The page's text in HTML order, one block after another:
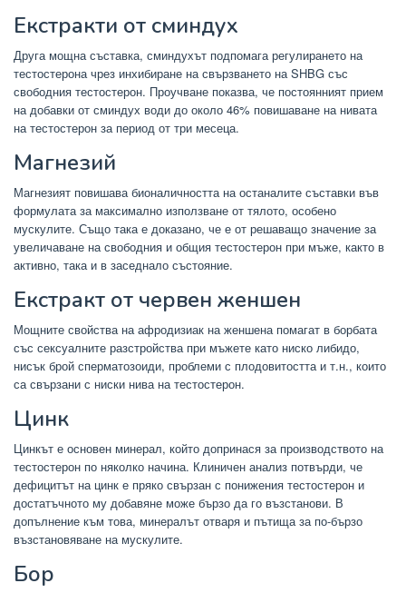
Екстракти от сминдух
Друга мощна съставка, сминдухът подпомага регулирането на
тестостерона чрез инхибиране на свързването на SHBG със
свободния тестостерон. Проучване показва, че постоянният прием
на добавки от сминдух води до около 46% повишаване на нивата
на тестостерон за период от три месеца.
Магнезий
Магнезият повишава бионаличността на останалите съставки във
формулата за максимално използване от тялото, особено
мускулите. Също така е доказано, че е от решаващо значение за
увеличаване на свободния и общия тестостерон при мъже, както в
активно, така и в заседнало състояние.
Екстракт от червен женшен
Мощните свойства на афродизиак на женшена помагат в борбата
със сексуалните разстройства при мъжете като ниско либидо,
нисък брой сперматозоиди, проблеми с плодовитостта и т.н., които
са свързани с ниски нива на тестостерон.
Цинк
Цинкът е основен минерал, който допринася за производството на
тестостерон по няколко начина. Клиничен анализ потвърди, че
дефицитът на цинк е пряко свързан с понижения тестостерон и
достатъчното му добавяне може бързо да го възстанови. В
допълнение към това, минералът отваря и пътища за по-бързо
възстановяване на мускулите.
Бор